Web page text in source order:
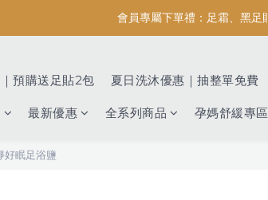
按摩系列滿$3000元，加碼
會員專屬下單禮：足霜、黑
預購送足貼2包 夏日洗沐優惠｜抽整單免費
最新優惠 全系列商品 孕媽舒緩專區
好眠足浴鹽